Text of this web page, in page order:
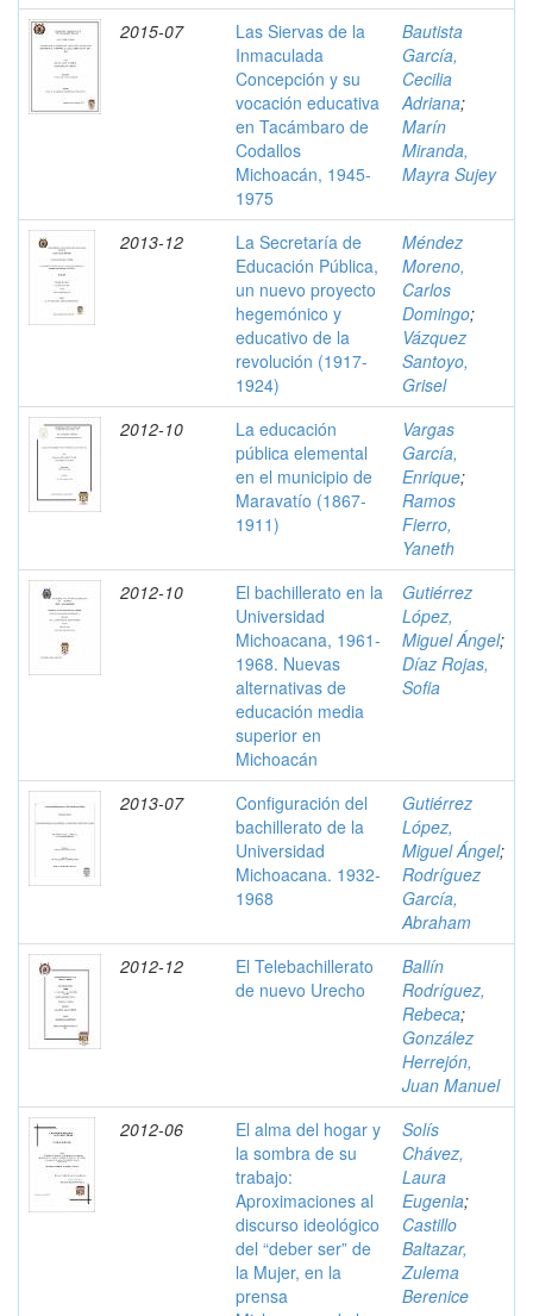
2015-07
Las Siervas de la
Inmaculada
Concepción y su
vocación educativa
en Tacámbaro de
Codallos
Michoacán, 1945-
1975
Bautista
García,
Cecilia
Adriana;
Marín
Miranda,
Mayra Sujey
2013-12
La Secretaría de
Educación Pública,
un nuevo proyecto
hegemónico y
educativo de la
revolución (1917-
1924)
Méndez
Moreno,
Carlos
Domingo;
Vázquez
Santoyo,
Grisel
2012-10
La educación
pública elemental
en el municipio de
Maravatío (1867-
1911)
Vargas
García,
Enrique;
Ramos
Fierro,
Yaneth
2012-10
El bachillerato en la
Universidad
Michoacana, 1961-
1968. Nuevas
alternativas de
educación media
superior en
Michoacán
Gutiérrez
López,
Miguel Ángel;
Díaz Rojas,
Sofia
2013-07
Configuración del
bachillerato de la
Universidad
Michoacana. 1932-
1968
Gutiérrez
López,
Miguel Ángel;
Rodríguez
García,
Abraham
2012-12
El Telebachillerato
de nuevo Urecho
Ballín
Rodríguez,
Rebeca;
González
Herrejón,
Juan Manuel
2012-06
El alma del hogar y
la sombra de su
trabajo:
Aproximaciones al
discurso ideológico
del “deber ser” de
la Mujer, en la
prensa
Solís
Chávez,
Laura
Eugenia;
Castillo
Baltazar,
Zulema
Berenice